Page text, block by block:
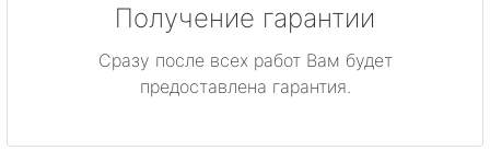
Получение гарантии
Сразу после всех работ Вам будет
предоставлена гарантия.